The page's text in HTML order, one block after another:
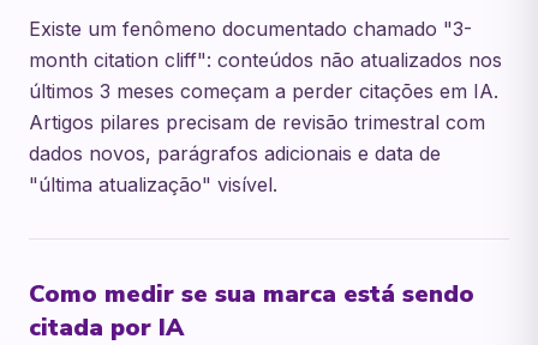
Existe um fenômeno documentado chamado "3-
month citation cliff": conteúdos não atualizados nos
últimos 3 meses começam a perder citações em IA.
Artigos pilares precisam de revisão trimestral com
dados novos, parágrafos adicionais e data de
"última atualização" visível.
Como medir se sua marca está sendo
citada por IA